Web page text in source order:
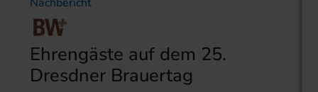
Ehrengäste auf dem 25.
Dresdner Brauertag